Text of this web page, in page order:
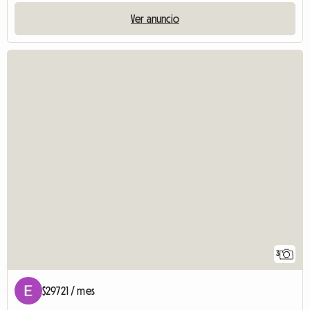
Ver anuncio
3
$29721 / mes